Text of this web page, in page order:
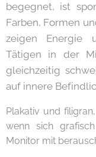
begegnet, ist
Farben, Formen
zeigen Energie
Tätigen in der
gleichzeitig
auf innere
Plakativ und
wenn sich
Monitor mit